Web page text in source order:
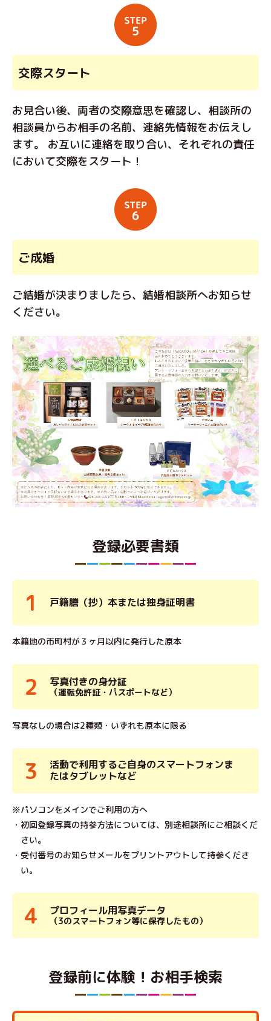
交際スタート
お見合い後、両者の交際意思を確認し、相談所の
相談員からお相手の名前、連絡先情報をお伝えし
ます。 お互いに連絡を取り合い、それぞれの責任
において交際をスタート！
ご成婚
ご結婚が決まりましたら、結婚相談所へお知らせ
ください。
登録必要書類
戸籍謄（抄）本または独身証明書
本籍地の市町村が３ヶ月以内に発行した原本
写真付きの身分証
（運転免許証・パスポートなど）
写真なしの場合は2種類・いずれも原本に限る
活動で利用するご自身のスマートフォンま
たはタブレットなど
※パソコンをメインでご利用の方へ
・初回登録写真の持参方法については、別途相談所にご相談くだ
さい。
・受付番号のお知らせメールをプリントアウトして持参くださ
い。
プロフィール用写真データ
（3のスマートフォン等に保存したもの）
登録前に体験！お相手検索